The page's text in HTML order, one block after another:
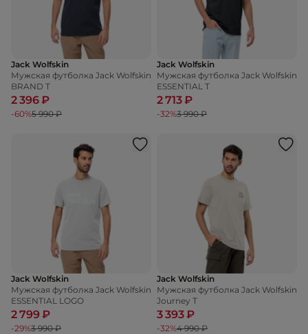
Jack Wolfskin
Мужская футболка Jack Wolfskin
BRAND T
2 396 ₽
-60%5 990 ₽
Jack Wolfskin
Мужская футболка Jack Wolfskin
ESSENTIAL T
2 713 ₽
-32%3 990 ₽
Jack Wolfskin
Мужская футболка Jack Wolfskin
ESSENTIAL LOGO
2 799 ₽
-29%3 990 ₽
Jack Wolfskin
Мужская футболка Jack Wolfskin
Journey T
3 393 ₽
-32%4 990 ₽